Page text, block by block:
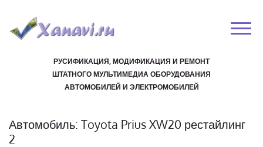
РУСИФИКАЦИЯ, МОДИФИКАЦИЯ И РЕМОНТ
ШТАТНОГО МУЛЬТИМЕДИА ОБОРУДОВАНИЯ
АВТОМОБИЛЕЙ И ЭЛЕКТРОМОБИЛЕЙ
Автомобиль: Toyota Prius XW20 рестайлинг
2